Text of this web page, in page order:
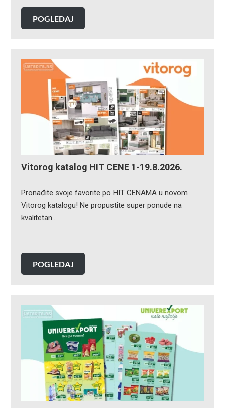
POGLEDAJ
Vitorog katalog HIT CENE 1-19.8.2026.
Pronađite svoje favorite po HIT CENAMA u novom
Vitorog katalogu! Ne propustite super ponude na
kvalitetan…
POGLEDAJ